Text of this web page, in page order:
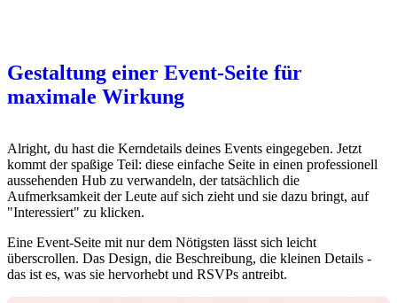
Gestaltung einer Event-Seite für
maximale Wirkung
Alright, du hast die Kerndetails deines Events eingegeben. Jetzt
kommt der spaßige Teil: diese einfache Seite in einen professionell
aussehenden Hub zu verwandeln, der tatsächlich die
Aufmerksamkeit der Leute auf sich zieht und sie dazu bringt, auf
"Interessiert" zu klicken.
Eine Event-Seite mit nur dem Nötigsten lässt sich leicht
überscrollen. Das Design, die Beschreibung, die kleinen Details -
das ist es, was sie hervorhebt und RSVPs antreibt.